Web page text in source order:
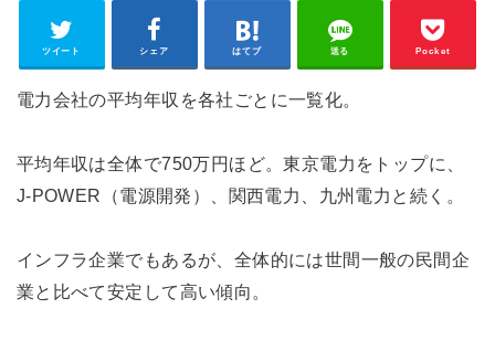
ツイート シェア はてブ 送る Pocket
電力会社の平均年収を各社ごとに一覧化。
平均年収は全体で750万円ほど。東京電力をトップに、
J-POWER（電源開発）、関西電力、九州電力と続く。
インフラ企業でもあるが、全体的には世間一般の民間企
業と比べて安定して高い傾向。